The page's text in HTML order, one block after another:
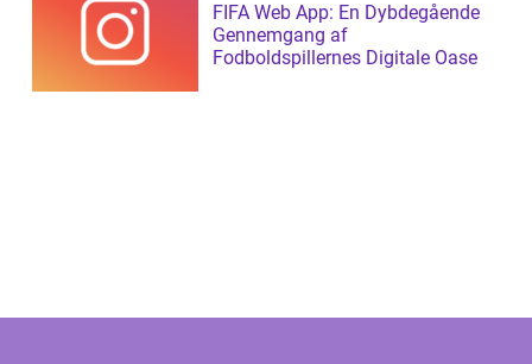
FIFA Web App: En Dybdegående
Gennemgang af
Fodboldspillernes Digitale Oase